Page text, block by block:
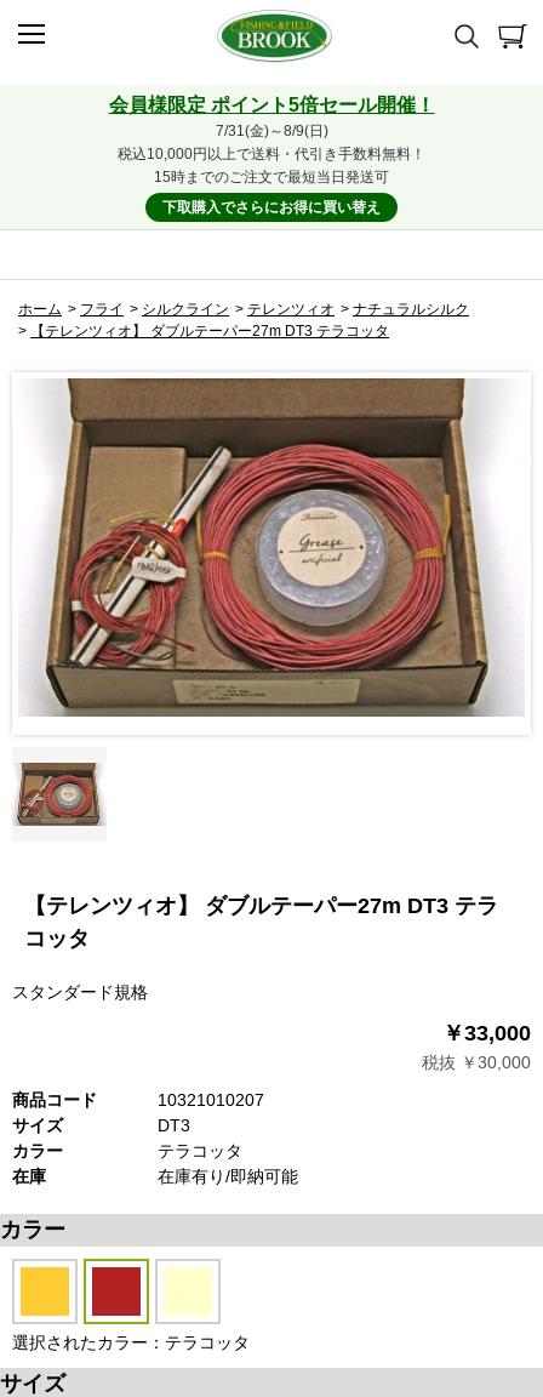
会員様限定 ポイント5倍セール開催！
7/31(金)～8/9(日)
税込10,000円以上で送料・代引き手数料無料！
15時までのご注文で最短当日発送可
下取購入でさらにお得に買い替え
ホーム > フライ > シルクライン > テレンツィオ > ナチュラルシルク
>
【テレンツィオ】 ダブルテーパー27m DT3 テラコッタ
【テレンツィオ】 ダブルテーパー27m DT3 テラ
コッタ
スタンダード規格
￥33,000
税抜 ￥30,000
商品コード
10321010207
サイズ
DT3
カラー
テラコッタ
在庫
在庫有り/即納可能
カラー
選択されたカラー：テラコッタ
サイズ